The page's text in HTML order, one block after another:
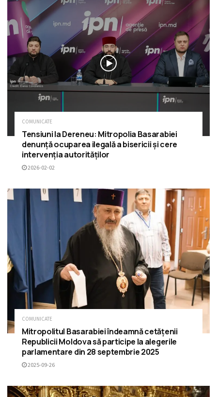
COMUNICATE
Tensiuni la Dereneu: Mitropolia Basarabiei
denunță ocuparea ilegală a bisericii și cere
intervenția autorităților
2026-02-02
COMUNICATE
Mitropolitul Basarabiei îndeamnă cetățenii
Republicii Moldova să participe la alegerile
parlamentare din 28 septembrie 2025
2025-09-26